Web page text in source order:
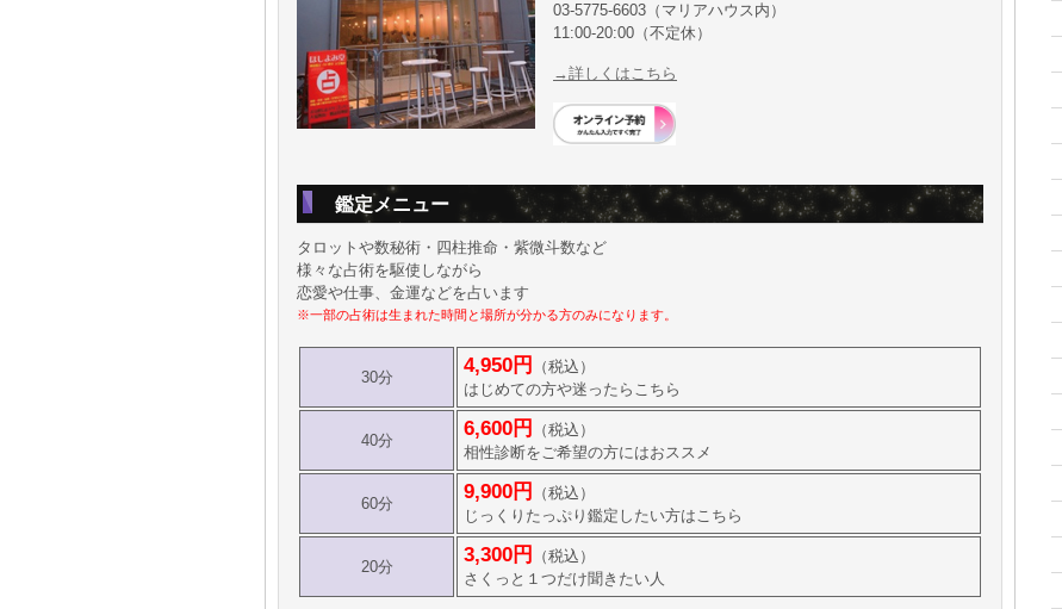
03-5775-6603（マリアハウス内）
11:00-20:00（不定休）
→詳しくはこちら
鑑定メニュー
タロットや数秘術・四柱推命・紫微斗数など
様々な占術を駆使しながら
恋愛や仕事、金運などを占います
※一部の占術は生まれた時間と場所が分かる方のみになります。
30分
4,950円
（税込）
はじめての方や迷ったらこちら
40分
6,600円
（税込）
相性診断をご希望の方にはおススメ
60分
9,900円
（税込）
じっくりたっぷり鑑定したい方はこちら
20分
3,300円
（税込）
さくっと１つだけ聞きたい人